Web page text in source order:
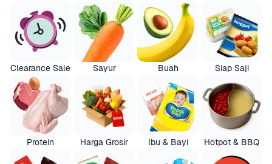
Clearance Sale Sayur Buah Siap Saji
Protein Harga Grosir Ibu & Bayi Hotpot & BBQ